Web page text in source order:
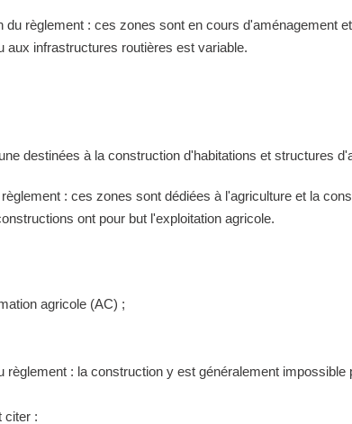
du règlement : ces zones sont en cours d'aménagement
infrastructures routières est variable.
destinées à la construction d'habitations et structures
: ces zones sont dédiées à l'agriculture et la
ont pour but l'exploitation agricole.
agricole (AC) ;
règlement : la construction y est généralement
citer :